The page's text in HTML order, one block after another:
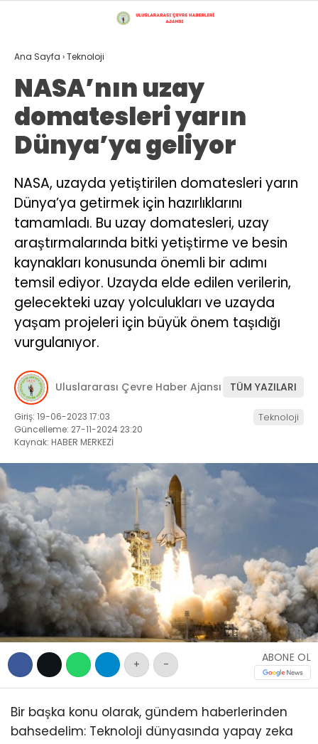
Çevre
Doğu Karadeniz Bölgesi
Üyelerimiz
Gizlilik Politikası
Hava Durumu
Hesabım
İletişim
Künye
Namaz Vakitleri
Şifremi Yenile
Uluslararası Çevre Haberleri
Üye Kayıt
Üye Onay
Yayınlar
Yazarlar
Yazı Düzenle
Yazı Gönder
Yazılarım
Yorumlarım
GALERİ
GÜNDEM
ÇEVRE
POLITIKA
DÜNYA
SAĞLIK
TEKNOLOJI
16 MILYON İSTANBUL
SERVISLER
Ana Sayfa ›Teknoloji
NASA’nın uzay
domatesleri yarın
Dünya’ya geliyor
NASA, uzayda yetiştirilen domatesleri yarın
Dünya’ya getirmek için hazırlıklarını
tamamladı. Bu uzay domatesleri, uzay
araştırmalarında bitki yetiştirme ve besin
kaynakları konusunda önemli bir adımı
temsil ediyor. Uzayda elde edilen verilerin,
gelecekteki uzay yolculukları ve uzayda
yaşam projeleri için büyük önem taşıdığı
vurgulanıyor.
Uluslararası Çevre Haber Ajansı TÜM YAZILARI
Giriş: 19-06-2023 17:03
Güncelleme: 27-11-2024 23:20
Kaynak: HABER MERKEZİ
Teknoloji
+ -
ABONE OL
Bir başka konu olarak, gündem haberlerinden
bahsedelim: Teknoloji dünyasında yapay zeka